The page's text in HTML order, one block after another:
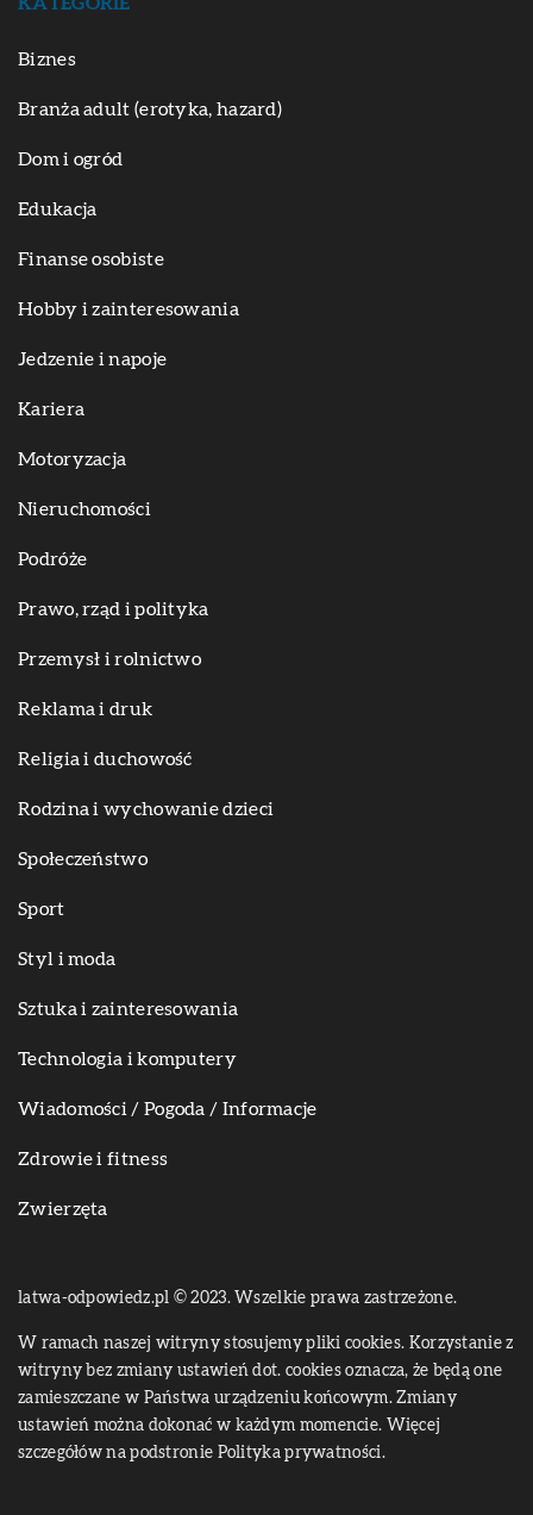
KATEGORIE
Biznes
Branża adult (erotyka, hazard)
Dom i ogród
Edukacja
Finanse osobiste
Hobby i zainteresowania
Jedzenie i napoje
Kariera
Motoryzacja
Nieruchomości
Podróże
Prawo, rząd i polityka
Przemysł i rolnictwo
Reklama i druk
Religia i duchowość
Rodzina i wychowanie dzieci
Społeczeństwo
Sport
Styl i moda
Sztuka i zainteresowania
Technologia i komputery
Wiadomości / Pogoda / Informacje
Zdrowie i fitness
Zwierzęta
latwa-odpowiedz.pl © 2023. Wszelkie prawa zastrzeżone.
W ramach naszej witryny stosujemy pliki cookies. Korzystanie z
witryny bez zmiany ustawień dot. cookies oznacza, że będą one
zamieszczane w Państwa urządzeniu końcowym. Zmiany
ustawień można dokonać w każdym momencie. Więcej
szczegółów na podstronie Polityka prywatności.